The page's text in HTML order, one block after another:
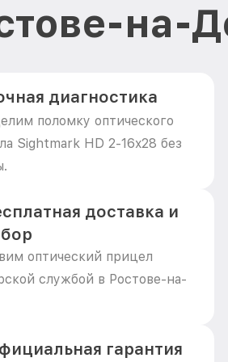
на-
диагностика
поломку оптического
Sightmark HD 2-16x28 без
доставка и
оптический прицел
службой в Ростове-на-
гарантия